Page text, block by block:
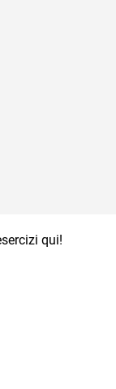
qui!